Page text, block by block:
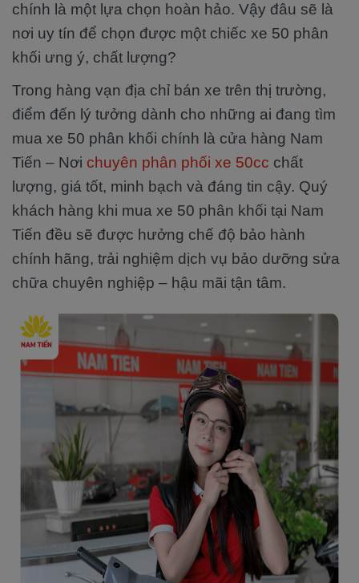
chính là một lựa chọn hoàn hảo. Vậy đâu sẽ là
nơi uy tín để chọn được một chiếc xe 50 phân
khối ưng ý, chất lượng?
Trong hàng vạn địa chỉ bán xe trên thị trường,
điểm đến lý tưởng dành cho những ai đang tìm
mua xe 50 phân khối chính là cửa hàng Nam
Tiến – Nơi chuyên phân phối xe 50cc chất
lượng, giá tốt, minh bạch và đáng tin cậy. Quý
khách hàng khi mua xe 50 phân khối tại Nam
Tiến đều sẽ được hưởng chế độ bảo hành
chính hãng, trải nghiệm dịch vụ bảo dưỡng sửa
chữa chuyên nghiệp – hậu mãi tận tâm.